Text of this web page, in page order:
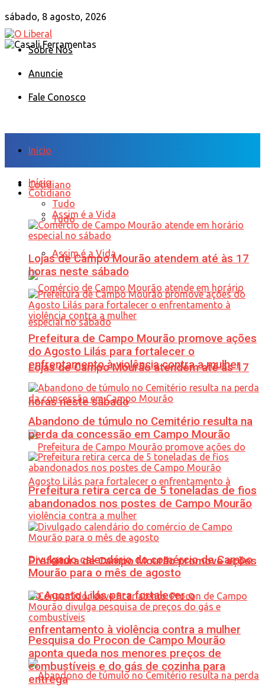
sábado, 8 agosto, 2026
Sobre Nós
Anuncie
Fale Conosco
Início
Cotidiano
Tudo
Assim é a Vida
Lojas de Campo Mourão atendem até às 17
horas neste sábado
Prefeitura de Campo Mourão promove ações
do Agosto Lilás para fortalecer o
enfrentamento à violência contra a mulher
Início
Cotidiano
Tudo
Assim é a Vida
Lojas de Campo Mourão atendem até às 17
horas neste sábado
Prefeitura de Campo Mourão promove ações
do Agosto Lilás para fortalecer o
enfrentamento à violência contra a mulher
Abandono de túmulo no Cemitério resulta na
perda da concessão em Campo Mourão
Prefeitura retira cerca de 5 toneladas de fios
abandonados nos postes de Campo Mourão
Divulgado calendário do comércio de Campo
Mourão para o mês de agosto
Pesquisa do Procon de Campo Mourão
aponta queda nos menores preços de
combustíveis e do gás de cozinha para
entrega